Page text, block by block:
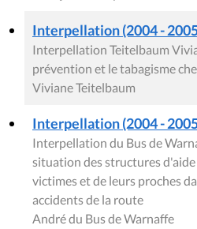
Interpellation (2004 -
Interpellation Teitelbaum
prévention et le tabagisme
Viviane Teitelbaum
Interpellation (2004 -
Interpellation du Bus de
situation des structures d'aide
victimes et de leurs proches
accidents de la route
André du Bus de Warnaffe